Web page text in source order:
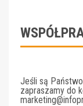
Jeśli są
zapraszamy do